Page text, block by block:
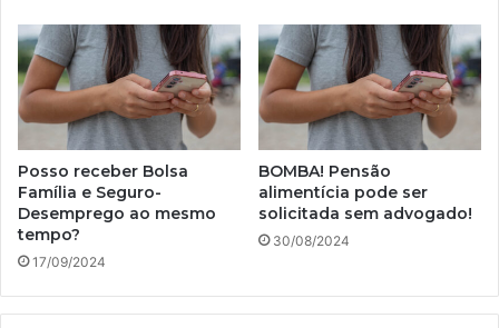
Posso receber Bolsa
Família e Seguro-
Desemprego ao mesmo
tempo?
17/09/2024
BOMBA! Pensão
alimentícia pode ser
solicitada sem advogado!
30/08/2024